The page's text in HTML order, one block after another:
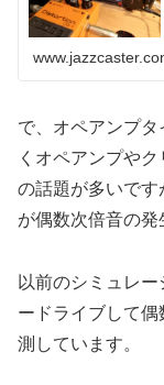
で、オペアンプ
くオペアンプや
の話題が多いで
が偶数次倍音の発
以前のシミュレ
ードライブして
測しています。